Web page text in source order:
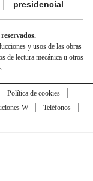
presidencial
y usos de las obras
de lectura mecánica u otros
Política de cookies
W
Teléfonos